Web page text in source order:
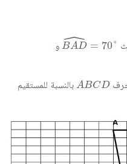
ˆ
BAD = 70°
BAD^
و
ABCD
A BCD بالنسبة للمستقيم